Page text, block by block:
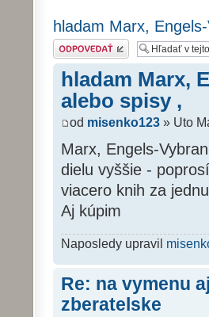
hladam Marx,
Odoslať odpoveď
hladam Marx,
alebo spisy ,
od misenko123 » Uto
Marx, Engels-
dielu vyššie -
viacero knih za
Aj kúpim
Naposledy upravil
Re: na vymenu
zberatelske